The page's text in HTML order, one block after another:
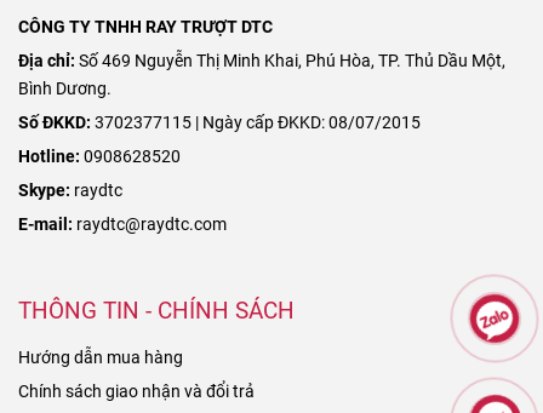
CÔNG TY TNHH RAY TRƯỢT DTC
Địa chỉ: Số 469 Nguyễn Thị Minh Khai, Phú Hòa, TP. Thủ Dầu Một,
Bình Dương.
Số ĐKKD: 3702377115 | Ngày cấp ĐKKD: 08/07/2015
Hotline: 0908628520
Skype: raydtc
E-mail: raydtc@raydtc.com
THÔNG TIN - CHÍNH SÁCH
Hướng dẫn mua hàng
Chính sách giao nhận và đổi trả